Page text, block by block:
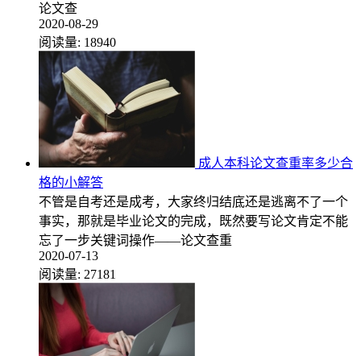
论文查
2020-08-29
阅读量: 18940
成人本科论文查重率多少合
格的小解答
不管是自考还是成考，大家终归结底还是逃离不了一个
事实，那就是毕业论文的完成，既然要写论文肯定不能
忘了一步关键词操作——论文查重
2020-07-13
阅读量: 27181